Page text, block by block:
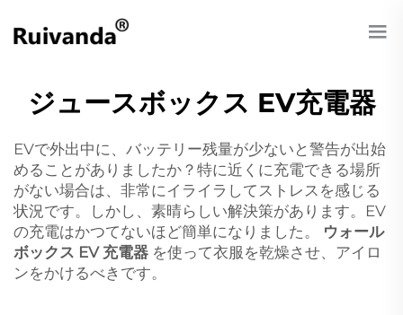
ジュースボックス EV充電器
EVで外出中に、バッテリー残量が少ないと警告が出始
めることがありましたか？特に近くに充電できる場所
がない場合は、非常にイライラしてストレスを感じる
状況です。しかし、素晴らしい解決策があります。EV
の充電はかつてないほど簡単になりました。 ウォール
ボックス EV 充電器 を使って衣服を乾燥させ、アイロ
ンをかけるべきです。